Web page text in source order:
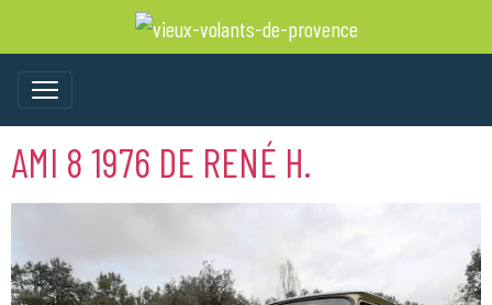
AMI 8 1976 DE RENÉ H.